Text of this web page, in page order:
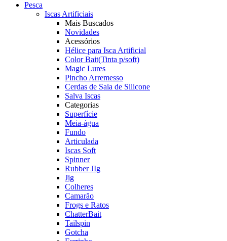
Pesca
Iscas Artificiais
Mais Buscados
Novidades
Acessórios
Hélice para Isca Artificial
Color Bait(Tinta p/soft)
Magic Lures
Pincho Arremesso
Cerdas de Saia de Silicone
Salva Iscas
Categorias
Superfície
Meia-água
Fundo
Articulada
Iscas Soft
Spinner
Rubber JIg
Jig
Colheres
Camarão
Frogs e Ratos
ChatterBait
Tailspin
Gotcha